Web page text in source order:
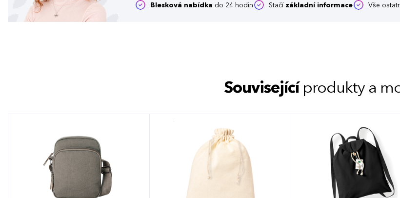
Blesková nabídka do 24 hodin Stačí základní informace Vše
Související produkty a